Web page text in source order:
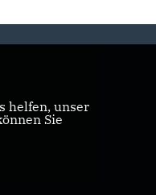
helfen, unser
Sie